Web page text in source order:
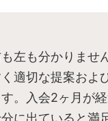
左も分かりませ
適切な提案およ
。入会2ヶ月が
に出ていると満